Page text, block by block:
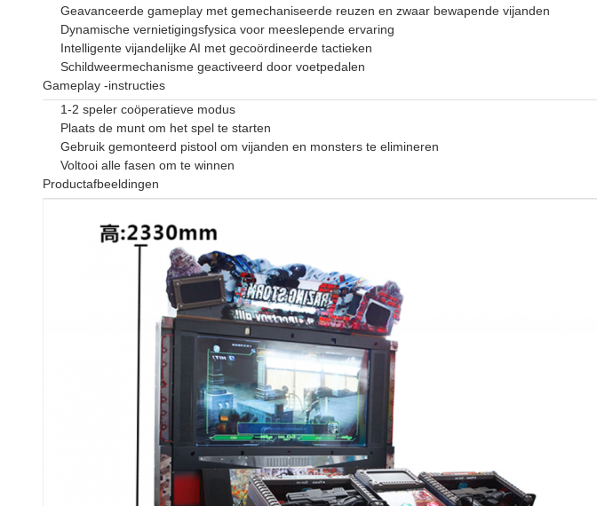
Geavanceerde gameplay met gemechaniseerde reuzen en zwaar bewapende vijanden
Dynamische vernietigingsfysica voor meeslepende ervaring
Intelligente vijandelijke AI met gecoördineerde tactieken
Schildweermechanisme geactiveerd door voetpedalen
Gameplay -instructies
1-2 speler coöperatieve modus
Plaats de munt om het spel te starten
Gebruik gemonteerd pistool om vijanden en monsters te elimineren
Voltooi alle fasen om te winnen
Productafbeeldingen